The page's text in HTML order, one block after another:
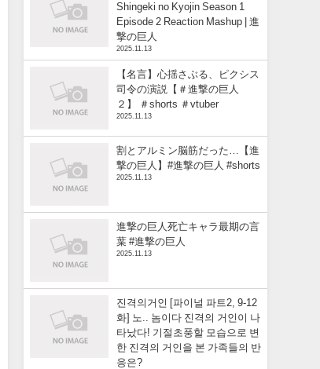
Shingeki no Kyojin Season 1
Episode 2 Reaction Mashup | 進
撃の巨人
2025.11.13
【名言】心揺さぶる、ピクシス
司令の演説【＃進撃の巨人
２】 ＃shorts ＃vtuber
2025.11.13
割とアルミン脳筋だった…【進
撃の巨人】#進撃の巨人 #shorts
2025.11.13
進撃の巨人死亡キャラ最期の言
葉 #進撃の巨人
2025.11.13
진격의거인 [파이널 파트2, 9-12
화] 노.. 놈이다 진격의 거인이 나
타났다! 기절초풍할 모습으로 변
한 진격의 거인을 본 가족들의 반
응은?